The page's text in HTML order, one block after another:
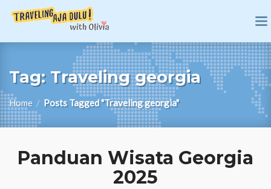
Tag: Traveling georgia
Home / Posts Tagged "Traveling georgia"
Panduan Wisata Georgia
2025